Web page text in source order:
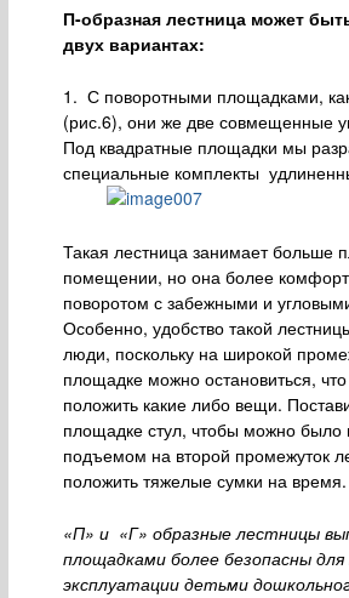
П-образная лестница может
двух вариантах:
1. С поворотными площадками,
(рис.6), они же две совмещенные
Под квадратные площадки мы
специальные комплекты
Такая лестница занимает больше
помещении, но она более
поворотом с забежными и
Особенно, удобство такой
люди, поскольку на широкой
площадке можно остановиться,
положить какие либо вещи.
площадке стул, чтобы можно было
подъемом на второй промежуток
положить тяжелые сумки на время.
«П» и «Г» образные лестницы
площадками более безопасны
эксплуатации детьми